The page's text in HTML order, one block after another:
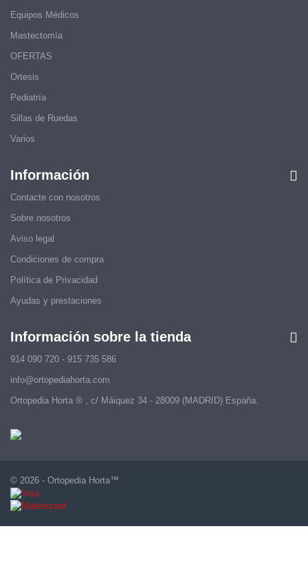
Equipos Médicos
Mastectomía
OFERTAS
Ortesis
Pediatría
Sillas de Ruedas
Varios
Información
Contacte con nosotros
Sobre nosotros
Aviso legal
Condiciones de compra
Política de Privacidad
Ayudas y prestaciones
Información sobre la tienda
914 090 720 - 915 735 586
info@ortopediahorta.com
Ortopedia Horta ® , c/ Máiquez 34 - 28009 (MADRID) España.
© 2026 - Ortopedia Horta™